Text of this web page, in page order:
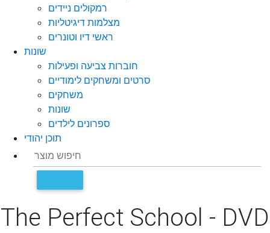
רמקולים ניידים
מצלמות דיגיטליות
ראשי דיו וטונרים
שונות
חוברות צביעה ופעילות
סרטים ומשחקים לימודיים
משחקים
שונות
ספרונים לילדים
תוכן יהודי
The Perfect School - DVD